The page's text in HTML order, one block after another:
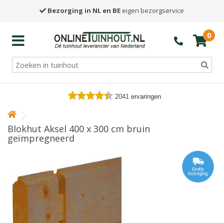
Bezorging in NL en BE eigen bezorgservice
0
2041 ervaringen
Blokhut Aksel 400 x 300 cm bruin
geïmpregneerd